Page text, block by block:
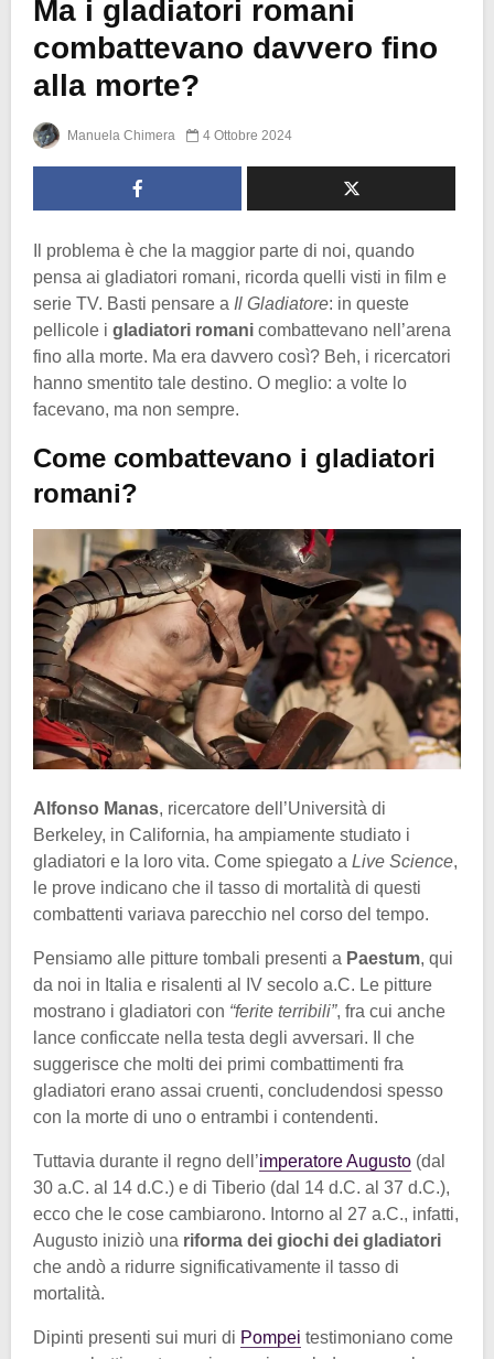
Ma i gladiatori romani
combattevano davvero fino
alla morte?
Manuela Chimera 4 Ottobre 2024
Il problema è che la maggior parte di noi, quando
pensa ai gladiatori romani, ricorda quelli visti in film e
serie TV. Basti pensare a Il Gladiatore: in queste
pellicole i gladiatori romani combattevano nell’arena
fino alla morte. Ma era davvero così? Beh, i ricercatori
hanno smentito tale destino. O meglio: a volte lo
facevano, ma non sempre.
Come combattevano i gladiatori
romani?
Alfonso Manas, ricercatore dell’Università di
Berkeley, in California, ha ampiamente studiato i
gladiatori e la loro vita. Come spiegato a Live Science,
le prove indicano che il tasso di mortalità di questi
combattenti variava parecchio nel corso del tempo.
Pensiamo alle pitture tombali presenti a Paestum, qui
da noi in Italia e risalenti al IV secolo a.C. Le pitture
mostrano i gladiatori con “ferite terribili”, fra cui anche
lance conficcate nella testa degli avversari. Il che
suggerisce che molti dei primi combattimenti fra
gladiatori erano assai cruenti, concludendosi spesso
con la morte di uno o entrambi i contendenti.
Tuttavia durante il regno dell’imperatore Augusto (dal
30 a.C. al 14 d.C.) e di Tiberio (dal 14 d.C. al 37 d.C.),
ecco che le cose cambiarono. Intorno al 27 a.C., infatti,
Augusto iniziò una riforma dei giochi dei gladiatori
che andò a ridurre significativamente il tasso di
mortalità.
Dipinti presenti sui muri di Pompei testimoniano come